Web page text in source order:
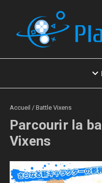
Accueil / Battle Vixens
Parcourir la
Vixens